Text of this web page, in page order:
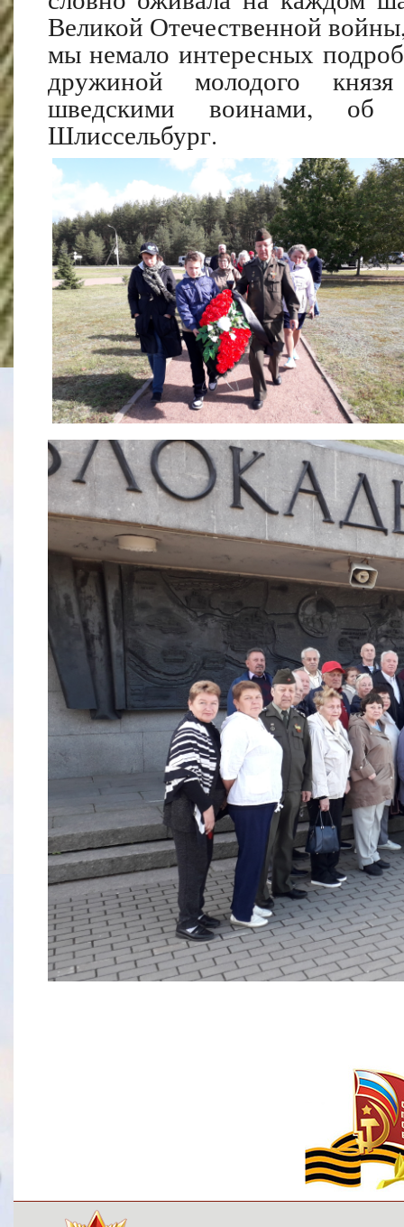
Великой Отечественной
мы немало интересных
дружиной молодого
шведскими воинами, об
Шлиссельбург.